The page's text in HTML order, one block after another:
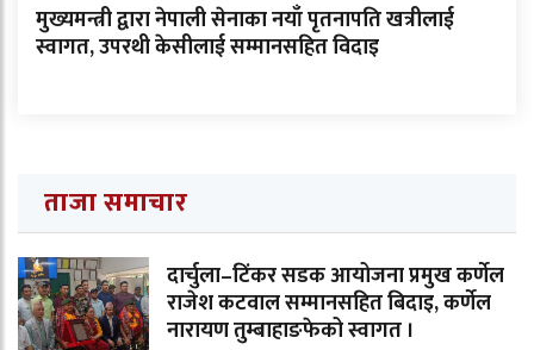
मुख्यमन्त्री द्वारा नेपाली सेनाका नयाँ पृतनापति खत्रीलाई
स्वागत, उपरथी केसीलाई सम्मानसहित विदाइ
ताजा समाचार
दार्चुला–टिंकर सडक आयोजना प्रमुख कर्णेल
राजेश कटवाल सम्मानसहित बिदाइ, कर्णेल
नारायण तुम्बाहाङफेको स्वागत ।